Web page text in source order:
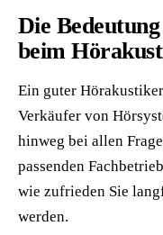
Die
beim
Ein guter
Verkäufer von
hinweg bei allen
passenden
wie zufrieden Sie
werden.